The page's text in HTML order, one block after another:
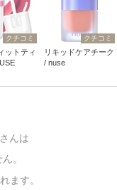
クチコミ
ットティ
クチコミ
リキッドケアチーク
/ nuse
んは
。
ます。